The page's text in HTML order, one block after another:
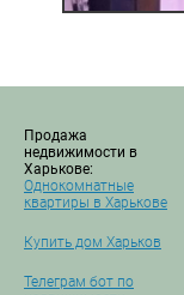
Продажа
недвижимости в
Харькове:
Однокомнатные
квартиры в Харькове
Купить дом Харьков
Телеграм бот по